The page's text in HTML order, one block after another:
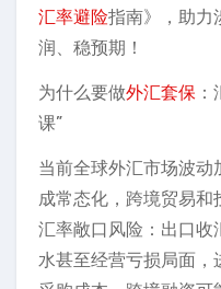
汇率避险指南》，助力
润、稳预期！
为什么要做外汇套保
课”
当前全球外汇市场波动
成常态化，跨境贸易和
汇率敞口风险：出口收
水甚至经营亏损局面，